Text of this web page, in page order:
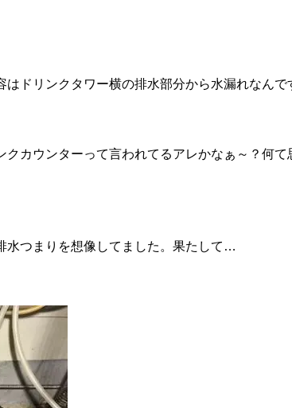
ドリンクタワー横の排水部分から水漏れなんで
クカウンターって言われてるアレかなぁ～？何て
水つまりを想像してました。果たして…